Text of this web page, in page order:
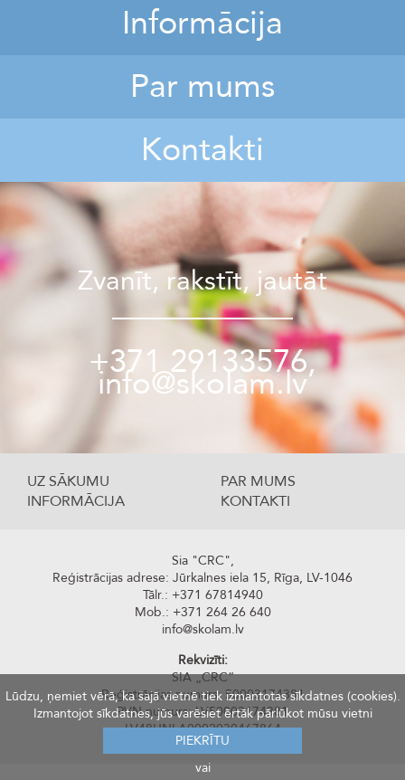
Informācija
Par mums
Kontakti
Zvanīt, rakstīt, jautāt
+371 29133576,
info@skolam.lv
UZ SĀKUMU
PAR MUMS
INFORMĀCIJA
KONTAKTI
Sia "CRC",
Reģistrācijas adrese: Jūrkalnes iela 15, Rīga, LV-1046
Tālr.: +371 67814940
Mob.: +371 264 26 640
info@skolam.lv
Rekvizīti:
SIA „CRC“
Reģistrācijas numurs: 50003174381
PVN numurs: LV50003174381
LV48UNLA0002030467864
AS SEB Banka
Lūdzu, ņemiet vērā, ka šajā vietnē tiek izmantotas sīkdatnes (cookies).
Izmantojot sīkdatnes, jūs varēsiet ērtāk pārlūkot mūsu vietni
PIEKRĪTU
vai